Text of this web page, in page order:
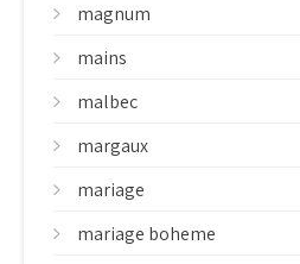
magnum
mains
malbec
margaux
mariage
mariage boheme